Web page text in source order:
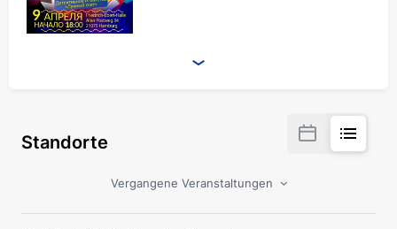
Standorte
Vergangene Veranstaltungen